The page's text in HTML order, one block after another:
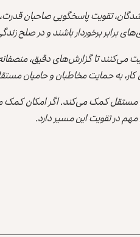
تقویت پاسخگویی صاحبان
برابر برخوردار باشند و در صلح
می‌کنند تا گزارش‌های دقیق،
کار، به حمایت مخاطبان و حامیان
مستقل کمک می‌کند. اگر امکان کمک
در تقویت این مسیر دارد.